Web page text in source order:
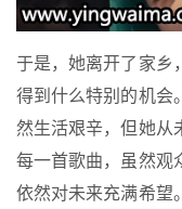
于是，她离开了家乡
得到什么特别的机会
然生活艰辛，但她从
每一首歌曲，虽然观
依然对未来充满希望